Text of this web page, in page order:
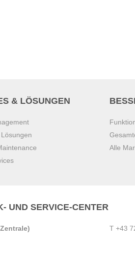
& LÖSUNGEN
Alle
UND SERVICE-CENTER
T +43